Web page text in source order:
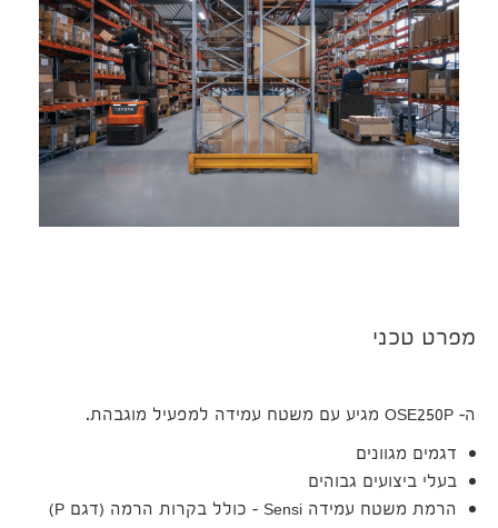
מפרט טכני
ה- OSE250P מגיע עם משטח עמידה למפעיל מוגבהת.
דגמים מגוונים
בעלי ביצועים גבוהים
הרמת משטח עמידה Sensi – כולל בקרות הרמה (דגם P)